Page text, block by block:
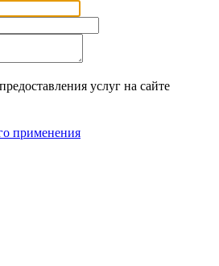
услуг на сайте
применения